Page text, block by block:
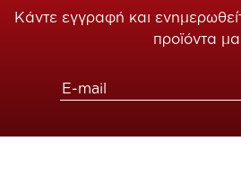
Κάντε εγγραφή και
προϊόντα